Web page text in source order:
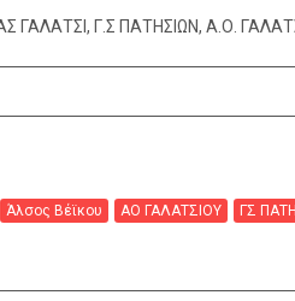
ΓΑΛΑΤΣΙ, Γ.Σ ΠΑΤΗΣΙΩΝ, Α.Ο.
Άλσος Βέϊκου ΑΟ ΓΑΛΑΤΣΙΟΥ ΓΣ